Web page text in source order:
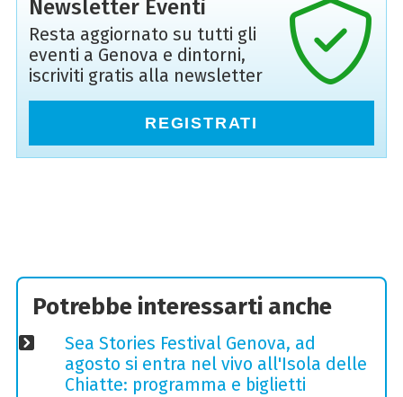
Newsletter Eventi
Resta aggiornato su tutti gli
eventi a Genova e dintorni,
iscriviti gratis alla newsletter
REGISTRATI
Potrebbe interessarti anche
Sea Stories Festival Genova, ad
agosto si entra nel vivo all'Isola delle
Chiatte: programma e biglietti